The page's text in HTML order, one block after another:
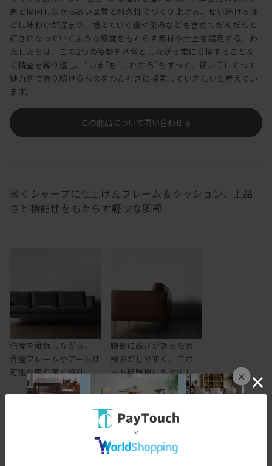
×
この商品について問い合わせる
房と協同しながら高い品質と耐久性でつくり上げる。使い続けるほ
どに味わいが深まり、増えていく傷や染みなども含めてだんだんと
好きになっていくような感覚をもたらす素材や仕上を選定する。わ
たしたちは、この2つの姿勢を基盤としながら常に妥協することな
く精査を繰り返し、“いま”も“これから”もずっと、使い手にとって
魅力的で在り続けるものをひたむきに探究していきたいと考えてい
ます。
薄くシャープに仕上げたフレーム＆クッション、上品
さと機能性をもたらす軽快な脚部
強度を確保しながら、
背座フレームやアームは
可能な限り薄く設計
脚部に高さがあるため
掃除がしやすく、ロボ
ット掃除機にも対応し
ます